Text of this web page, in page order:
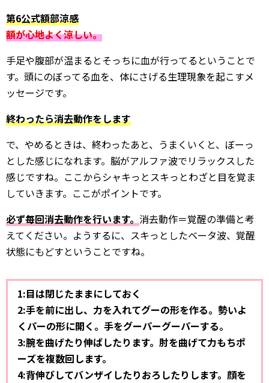
第6公式額部涼感
額が心地よく涼しい。
手足や腹部が温まるとそっちに血が行ってるということで
す。頭にのぼってる血を、体にさげる生理現象を起こすメ
ッセージです。
終わったら消去動作をします
で、やめるときは、終わったあと、うまくいくと、ぼーっ
とした感じになれます。脳がアルファ波でリラックスした
感じですね。ここからシャキっとスキっとわざと目を覚ま
していきます。ここがポイントです。
必ず毎回消去動作を行います。 消去動作＝覚醒の準備と考
えてください。ようするに、スキっとしたベータ波、覚醒
状態にもどすということですね。
1:目は閉じたままにしておく
2:手を前に出し、力を入れてグーの形を作る。勢いよ
くパーの形に開く。手をグーパーグーパーする。
3:腕を曲げたり伸ばしたります。肘を曲げて力もちポ
ーズを複数回します。
4:背伸びしてバンザイしたりおろしたりします。顔を